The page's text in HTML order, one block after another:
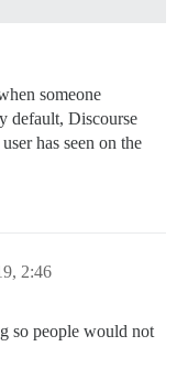
someone
default, Discourse
has seen on the
2:46
so people would not